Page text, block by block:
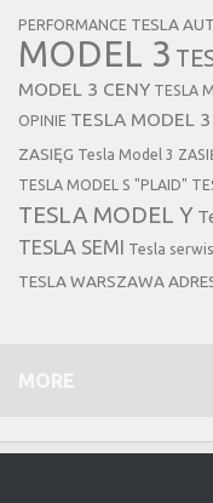
PERFORMANCE TESLA
MODEL 3
MODEL 3 CENY TESLA
OPINIE TESLA MODEL
ZASIĘG Tesla Model 3
TESLA MODEL S "PLAID"
TESLA MODEL Y
TESLA SEMI Tesla serwis
TESLA WARSZAWA
MORE